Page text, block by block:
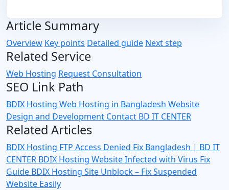
Article Summary
Overview Key points Detailed guide Next step
Related Service
Web Hosting Request Consultation
SEO Link Path
BDIX Hosting Web Hosting in Bangladesh Website
Design and Development Contact BD IT CENTER
Related Articles
BDIX Hosting FTP Access Denied Fix Bangladesh | BD IT
CENTER BDIX Hosting Website Infected with Virus Fix
Guide BDIX Hosting Site Unblock – Fix Suspended
Website Easily